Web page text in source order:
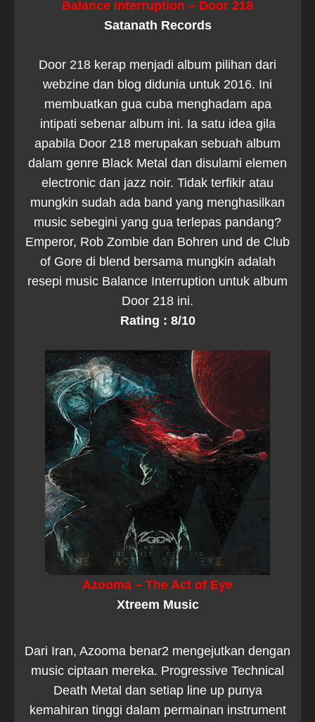
Balance Interruption – Door 218
Satanath Records
Door 218 kerap menjadi album pilihan dari
webzine dan blog didunia untuk 2016. Ini
membuatkan gua cuba menghadam apa
intipati sebenar album ini. Ia satu idea gila
apabila Door 218 merupakan sebuah album
dalam genre Black Metal dan disulami elemen
electronic dan jazz noir. Tidak terfikir atau
mungkin sudah ada band yang menghasilkan
music sebegini yang gua terlepas pandang?
Emperor, Rob Zombie dan Bohren und de Club
of Gore di blend bersama mungkin adalah
resepi music Balance Interruption untuk album
Door 218 ini.
Rating : 8/10
Azooma – The Act of Eye
Xtreem Music
Dari Iran, Azooma benar2 mengejutkan dengan
music ciptaan mereka. Progressive Technical
Death Metal dan setiap line up punya
kemahiran tinggi dalam permainan instrument